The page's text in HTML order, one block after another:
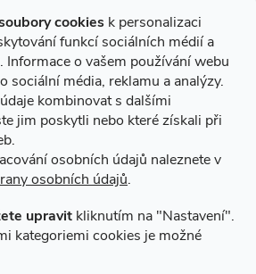
cookies k personalizaci
funkcí sociálních médií a
Informace o vašem používání webu
sociální média, reklamu a analýzy.
kombinovat s dalšími
jim poskytli nebo které získali při
osobních údajů naleznete v
osobních údajů.
upravit kliknutím na "Nastavení".
kategoriemi cookies je možné
Alusic
dopravy